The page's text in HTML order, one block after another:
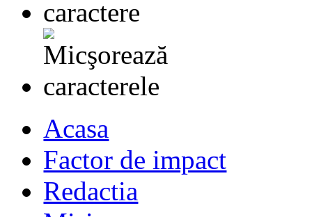
Acasa
Factor de impact
Redactia